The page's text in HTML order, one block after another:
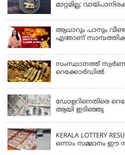
നിര്‍ദേശങ്ങള്‍
മാറ്റമില്ല;
ആധാറും പാനും
എന്താണ്
സംസ്ഥാനത്ത്
റെക്കോര്‍ഡില്‍
ഡോളറിനെതിരെ
ആയി ഇടിഞ്ഞു
KERALA LOTTERY
ഒന്നാം സമ്മാനം ഈ